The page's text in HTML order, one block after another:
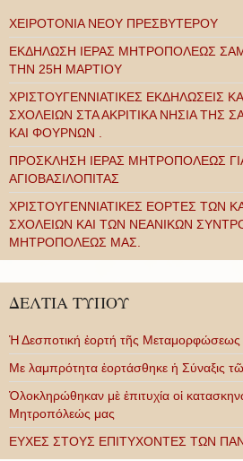
ΧΕΙΡΟΤΟΝΙΑ ΝΕΟΥ ΠΡΕΣΒΥΤΕΡΟΥ
ΕΚΔΗΛΩΣΗ ΙΕΡΑΣ ΜΗΤΡΟΠΟΛΕΩΣ
ΤΗΝ 25Η ΜΑΡΤΙΟΥ
ΧΡΙΣΤΟΥΓΕΝΝΙΑΤΙΚΕΣ ΕΚΔΗΛΩΣΕΙΣ
ΣΧΟΛΕΙΩΝ ΣΤΑ ΑΚΡΙΤΙΚΑ ΝΗΣΙΑ ΤΗΣ
ΚΑΙ ΦΟΥΡΝΩΝ .
ΠΡΟΣΚΛΗΣΗ ΙΕΡΑΣ ΜΗΤΡΟΠΟΛΕΩΣ
ΑΓΙΟΒΑΣΙΛΟΠΙΤΑΣ
ΧΡΙΣΤΟΥΓΕΝΝΙΑΤΙΚΕΣ ΕΟΡΤΕΣ ΤΩΝ
ΣΧΟΛΕΙΩΝ ΚΑΙ ΤΩΝ ΝΕΑΝΙΚΩΝ
ΜΗΤΡΟΠΟΛΕΩΣ ΜΑΣ.
ΔΕΛΤΙΑ ΤΥΠΟΥ
Ἡ Δεσποτική ἑορτή τῆς
Με λαμπρότητα ἑορτάσθηκε ἡ Σύναξις
Ὁλοκληρώθηκαν μὲ ἐπιτυχία οἱ
Μητροπόλεώς μας
ΕΥΧΕΣ ΣΤΟΥΣ ΕΠΙΤΥΧΟΝΤΕΣ ΤΩΝ